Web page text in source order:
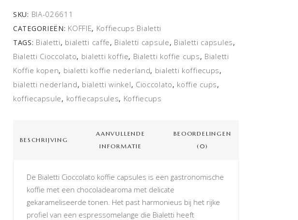
SKU: BIA-026611
CATEGORIEËN: KOFFIE, Koffiecups Bialetti
TAGS: Bialetti, bialetti caffe, Bialetti capsule, Bialetti capsules,
Bialetti Cioccolato, bialetti koffie, Bialetti koffie cups, Bialetti
Koffie kopen, bialetti koffie nederland, bialetti koffiecups,
bialetti nederland, bialetti winkel, Cioccolato, koffie cups,
koffiecapsule, koffiecapsules, Koffiecups
BESCHRIJVING
AANVULLENDE
INFORMATIE
BEOORDELINGEN
(0)
De Bialetti Cioccolato koffie capsules is een gastronomische
koffie met een chocoladearoma met delicate
gekarameliseerde tonen. Het past harmonieus bij het rijke
profiel van een espressomelange die Bialetti heeft